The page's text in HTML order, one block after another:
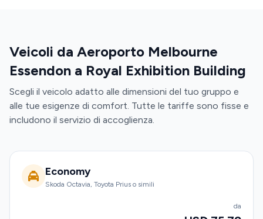
Veicoli da Aeroporto Melbourne
Essendon a Royal Exhibition Building
Scegli il veicolo adatto alle dimensioni del tuo gruppo e
alle tue esigenze di comfort. Tutte le tariffe sono fisse e
includono il servizio di accoglienza.
Economy
Skoda Octavia, Toyota Prius o simili
da